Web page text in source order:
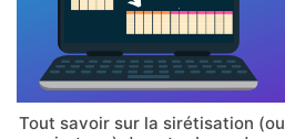
Tout savoir sur la sirétisation (ou